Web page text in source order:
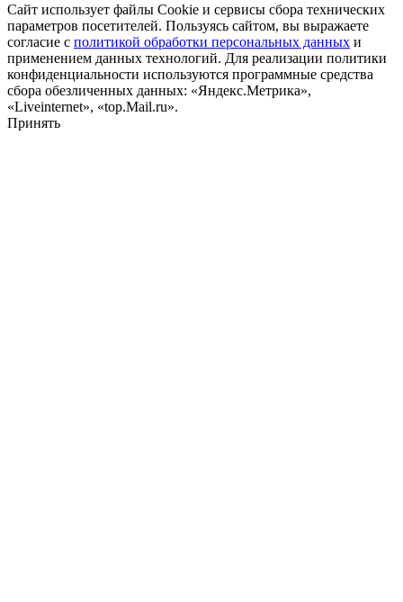
Сайт использует файлы Cookie и сервисы сбора технических
параметров посетителей. Пользуясь сайтом, вы выражаете
согласие с политикой обработки персональных данных и
применением данных технологий. Для реализации политики
конфиденциальности используются программные средства
сбора обезличенных данных: «Яндекс.Метрика»,
«Liveinternet», «top.Mail.ru».
Принять